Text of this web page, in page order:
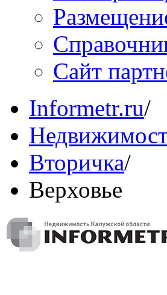
Сайт
Informetr.ru/
Вторичка/
Верховье